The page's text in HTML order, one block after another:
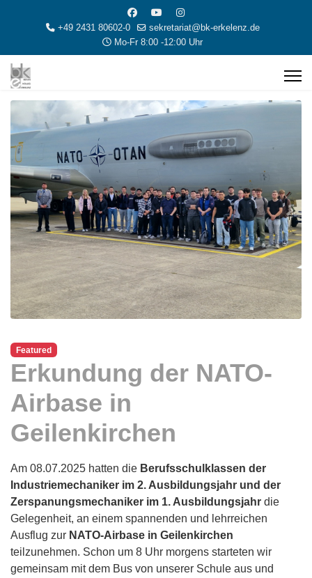
+49 2431 80602-0
sekretariat@bk-erkelenz.de
Mo-Fr 8:00 -12:00 Uhr
Featured
Erkundung der NATO-
Airbase in
Geilenkirchen
Am 08.07.2025 hatten die Berufsschulklassen der
Industriemechaniker im 2. Ausbildungsjahr und der
Zerspanungsmechaniker im 1. Ausbildungsjahr die
Gelegenheit, an einem spannenden und lehrreichen
Ausflug zur NATO-Airbase in Geilenkirchen
teilzunehmen. Schon um 8 Uhr morgens starteten wir
gemeinsam mit dem Bus von unserer Schule aus und